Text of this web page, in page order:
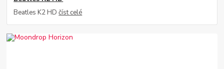
Beatles K2 HDčíst celé